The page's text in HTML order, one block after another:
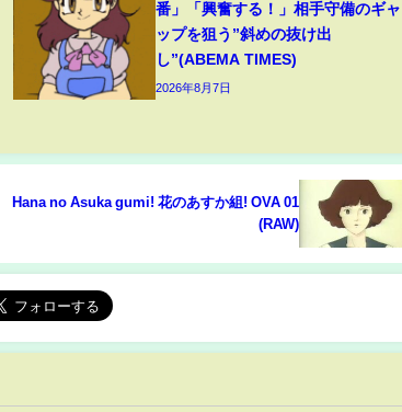
番」「興奮する！」相手守備のギャ
ップを狙う”斜めの抜け出
し”(ABEMA TIMES)
2026年8月7日
Hana no Asuka gumi! 花のあすか組! OVA 01
(RAW)